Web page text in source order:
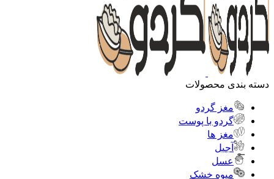
دسته بندی محصولات
مغز گردو
گردو با پوست
مغز ها
آجیل
عسل
میوه خشک